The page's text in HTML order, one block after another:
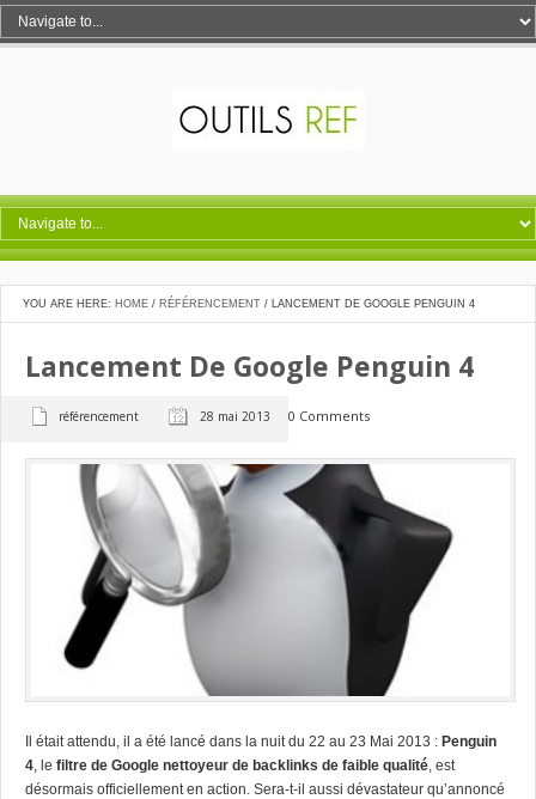
YOU ARE HERE: HOME / RÉFÉRENCEMENT / LANCEMENT DE GOOGLE PENGUIN 4
Lancement De Google Penguin 4
référencement 28 mai 2013 0 Comments
Il était attendu, il a été lancé dans la nuit du 22 au 23 Mai 2013 : Penguin
4, le filtre de Google nettoyeur de backlinks de faible qualité, est
désormais officiellement en action. Sera-t-il aussi dévastateur qu’annoncé